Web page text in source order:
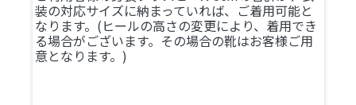
装の対応サイズに納まっていれば、ご着用可能と
なります。(ヒールの高さの変更により、着用でき
る場合がございます。その場合の靴はお客様ご用
意となります。)